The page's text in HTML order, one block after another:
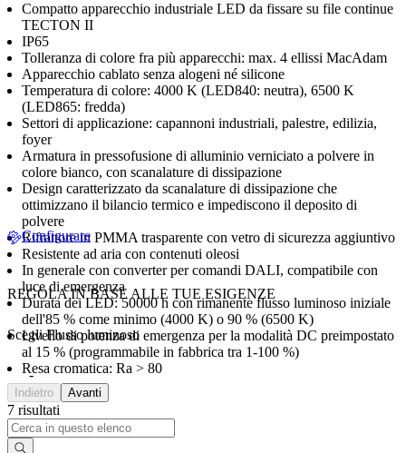
Compatto apparecchio industriale LED da fissare su file continue
TECTON II
IP65
Tolleranza di colore fra più apparecchi: max. 4 ellissi MacAdam
Apparecchio cablato senza alogeni né silicone
Temperatura di colore: 4000 K (LED840: neutra), 6500 K
(LED865: fredda)
Settori di applicazione: capannoni industriali, palestre, edilizia,
foyer
Armatura in pressofusione di alluminio verniciato a polvere in
colore bianco, con scanalature di dissipazione
Design caratterizzato da scanalature di dissipazione che
ottimizzano il bilancio termico e impediscono il deposito di
polvere
Rifrattore in PMMA trasparente con vetro di sicurezza aggiuntivo
Resistente ad aria con contenuti oleosi
In generale con converter per comandi DALI, compatibile con
luce di emergenza
Durata dei LED: 50000 h con rimanente flusso luminoso iniziale
dell'85 % come minimo (4000 K) o 90 % (6500 K)
Livello di potenza di emergenza per la modalità DC preimpostato
al 15 % (programmabile in fabbrica tra 1-100 %)
Resa cromatica: Ra > 80
Configurare
REGOLA IN BASE ALLE TUE ESIGENZE
Scegli Flusso luminoso
-
Indietro Avanti
7 risultati